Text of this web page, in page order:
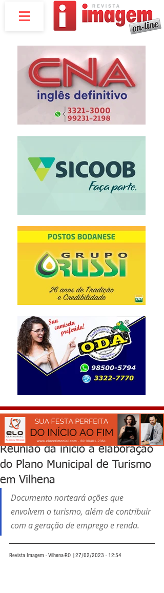
Reunião dá início a elaboração
do Plano Municipal de Turismo
em Vilhena
Documento norteará ações que
envolvem o turismo, além de contribuir
com a geração de emprego e renda.
Revista Imagem - Vilhena-RO |27/02/2023 - 12:54